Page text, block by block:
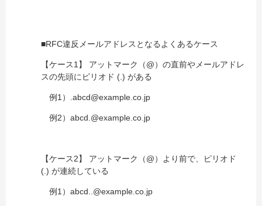
■RFC違反メールアドレスとなるよくあるケース
【ケース1】 アットマーク（@）の直前やメールアドレ
スの先頭にピリオド (.) がある
例1）.abcd@example.co.jp
例2）abcd.@example.co.jp
【ケース2】 アットマーク（@）より前で、ピリオド
(.) が連続している
例1）abcd..@example.co.jp